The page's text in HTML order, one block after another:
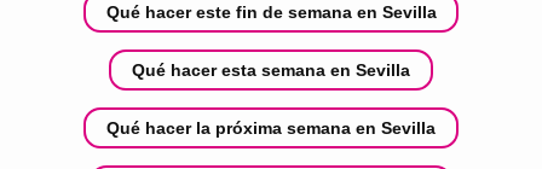
Qué hacer este fin de semana en Sevilla
Qué hacer esta semana en Sevilla
Qué hacer la próxima semana en Sevilla